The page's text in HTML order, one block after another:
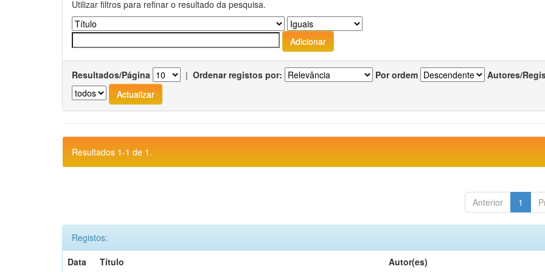
Utilizar filtros para refinar o resultado da pesquisa.
Resultados/Página | Ordenar registos por: Por ordem Autores/
Resultados 1-1 de 1.
Anterior 1
Registos:
Data
Título Autor(es)